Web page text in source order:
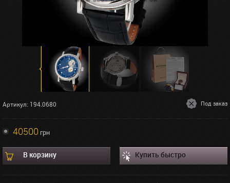
Артикул: 194.0680 Под заказ
40500грн
В корзину Купить быстро